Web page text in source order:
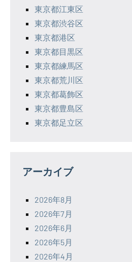
東京都江東区
東京都渋谷区
東京都港区
東京都目黒区
東京都練馬区
東京都荒川区
東京都葛飾区
東京都豊島区
東京都足立区
アーカイブ
2026年8月
2026年7月
2026年6月
2026年5月
2026年4月